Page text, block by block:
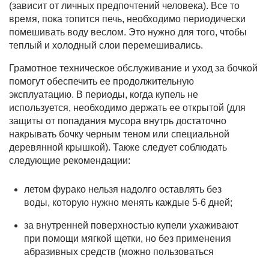
(зависит от личных предпочтений человека). Все то
время, пока топится печь, необходимо периодически
помешивать воду веслом. Это нужно для того, чтобы
теплый и холодный слои перемешивались.
Грамотное техническое обслуживание и уход за бочкой
помогут обеспечить ее продолжительную
эксплуатацию. В периоды, когда купель не
используется, необходимо держать ее открытой (для
защиты от попадания мусора внутрь достаточно
накрывать бочку черным теном или специальной
деревянной крышкой). Также следует соблюдать
следующие рекомендации:
летом фурако нельзя надолго оставлять без
воды, которую нужно менять каждые 5-6 дней;
за внутренней поверхностью купели ухаживают
при помощи мягкой щетки, но без применения
абразивных средств (можно пользоваться